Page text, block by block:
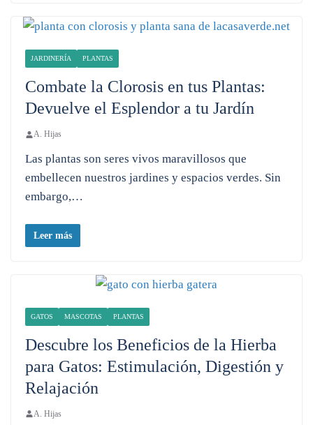
JARDINERÍA PLANTAS
Combate la Clorosis en tus Plantas:
Devuelve el Esplendor a tu Jardín
A. Hijas
Las plantas son seres vivos maravillosos que
embellecen nuestros jardines y espacios verdes. Sin
embargo,…
Leer más
GATOS MASCOTAS PLANTAS
Descubre los Beneficios de la Hierba
para Gatos: Estimulación, Digestión y
Relajación
A. Hijas